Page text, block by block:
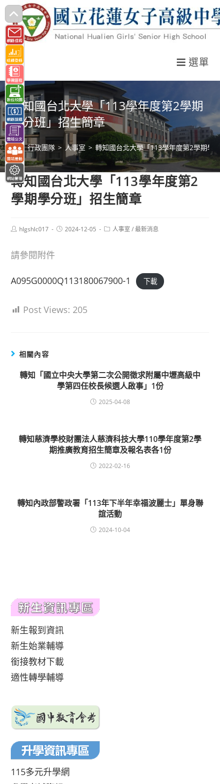
跳
轉
至
主
要
內
容
選單
轉知國台北大學「113學年度第2學期
學分班」招生簡章
> 行政團隊 > 人事室 > 轉知國台北大學「113學年度第2學期學
轉知國台北大學「113學年度第2
學期學分班」招生簡章
Posthlgshlc017
Post2024-12-05
Post人事室 / 最新消息
請參閱附件
A095G0000Q113180067900-1 下載
Post Views: 205
相關內容
轉知「國立中央大學第二次公開徵求附屬中壢高級中
學第四任校長候選人啟事」1份
2025-04-08
轉知慈濟學校財團法人慈濟科技大學110學年度第2學
期推廣教育招生簡章及報名表各1份
2022-02-16
轉知內政部警政署「113年下半年幸福波麗士」單身聯
誼活動
2024-10-04
新生報到資訊
新生始業輔導
銜接教材下載
適性轉學輔導
115多元升學網